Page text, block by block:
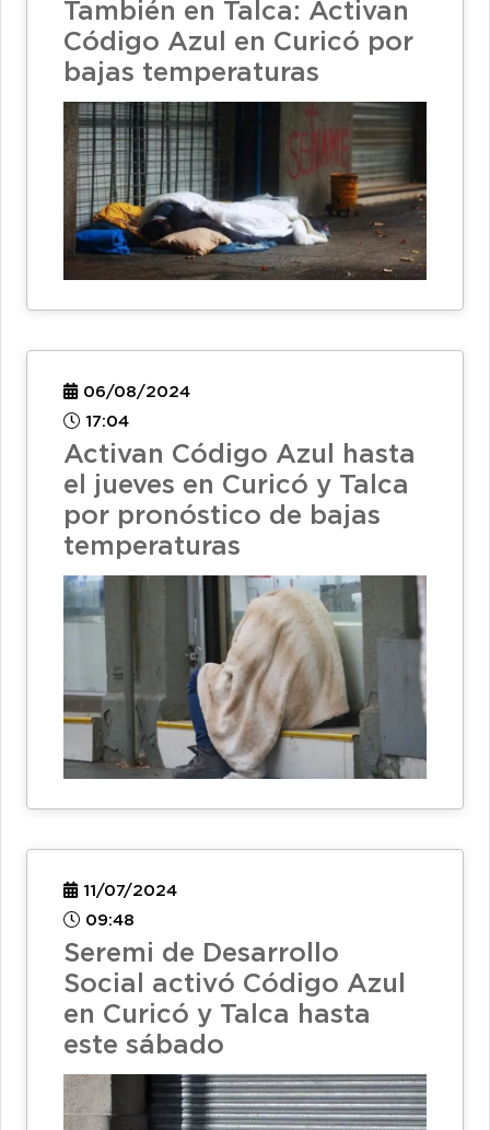
También en Talca: Activan
Código Azul en Curicó por
bajas temperaturas
06/08/2024
17:04
Activan Código Azul hasta
el jueves en Curicó y Talca
por pronóstico de bajas
temperaturas
11/07/2024
09:48
Seremi de Desarrollo
Social activó Código Azul
en Curicó y Talca hasta
este sábado